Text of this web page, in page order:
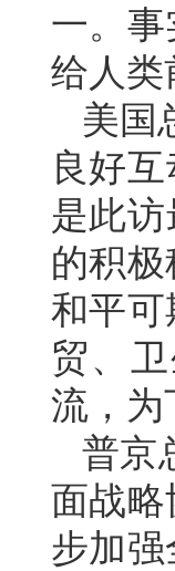
一。
给人类
美国
良好
是此
的积
和平
贸、
流，为
普京
面战
步加